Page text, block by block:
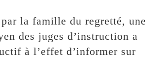
la famille du regretté, une
des juges d’instruction a
à l’effet d’informer sur